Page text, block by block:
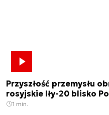
Przyszłość przemysłu
rosyjskie Iły-20 blisko
1 min.